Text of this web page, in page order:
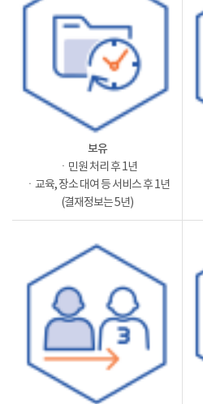
보유
ㆍ민원 처리 후 1년
ㆍ교육, 장소 대여 등 서비스 후 1년
(결재정보는 5년)